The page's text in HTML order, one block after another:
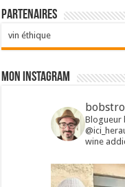
Partenaires
vin éthique
Mon Instagram
Blogueur
wine